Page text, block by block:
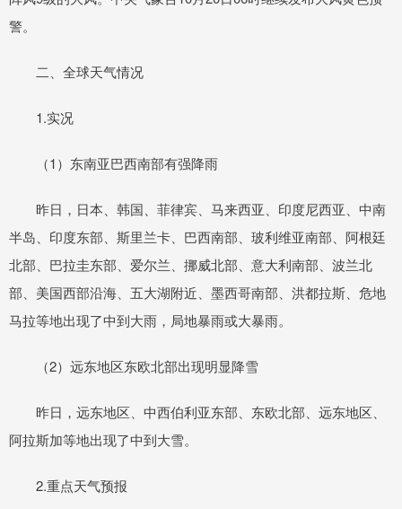
警。
二、全球天气情况
1.实况
（1）东南亚巴西南部有强降雨
昨日，日本、韩国、菲律宾、马来西亚、印度尼西亚、中南
半岛、印度东部、斯里兰卡、巴西南部、玻利维亚南部、阿根廷
北部、巴拉圭东部、爱尔兰、挪威北部、意大利南部、波兰北
部、美国西部沿海、五大湖附近、墨西哥南部、洪都拉斯、危地
马拉等地出现了中到大雨，局地暴雨或大暴雨。
（2）远东地区东欧北部出现明显降雪
昨日，远东地区、中西伯利亚东部、东欧北部、远东地区、
阿拉斯加等地出现了中到大雪。
2.重点天气预报